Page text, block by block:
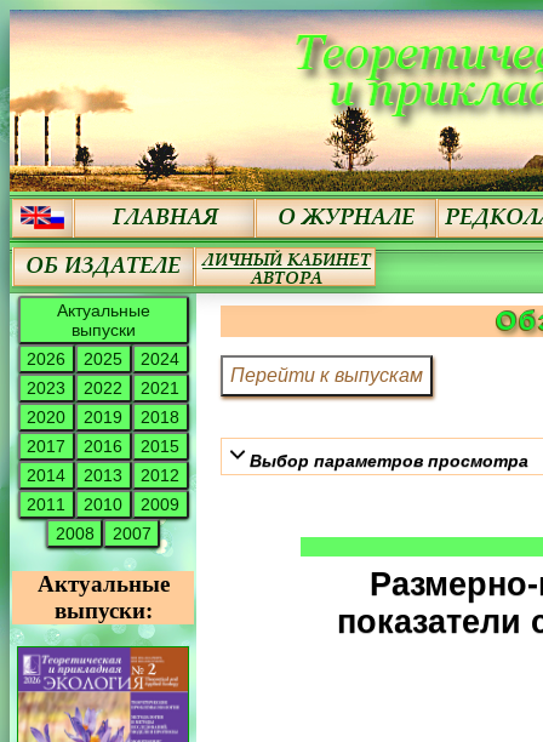
Актуальные
выпуски
2026
2025
2024
2023
2022
2021
2020
2019
2018
2017
2016
2015
2014
2013
2012
2011
2010
2009
2008
2007
Актуальные
выпуски:
Выбор параметров просмотра
показатели